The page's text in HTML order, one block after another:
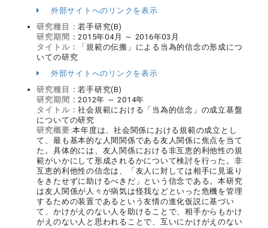
外部サイトへのリンクを表示
研究種目：若手研究(B)
研究期間：2015年04月 ～ 2016年03月
タイトル：
「規範の伝搬」による当為的信念の形成につ
いての研究
外部サイトへのリンクを表示
研究種目：若手研究(B)
研究期間：2012年 ～ 2014年
タイトル：社会規範における「当為的信念」の成立基盤
についての研究
研究概要:本年度は、社会関係における規範の成立とし
て、最も基本的な人間関係である友人関係に焦点を当て
た。具体的には、友人関係における非互恵的利他性の規
範がいかにして形成されるかについて検討を行った。非
互恵的利他性の信念は、「友人に対しては相手に見返り
をきたせずに助けるべきだ」という信念である。本研究
は友人関係が人々が病気は怪我などといった危機を管理
するための装置であるという友情の進化仮説に基づい
て、かけがえのない人を助けることで、相手からもかけ
がえのない人と思われることで、互いにかけがえのない